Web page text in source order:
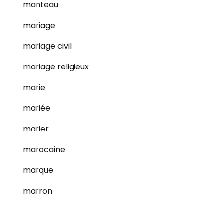
manteau
mariage
mariage civil
mariage religieux
marie
mariée
marier
marocaine
marque
marron